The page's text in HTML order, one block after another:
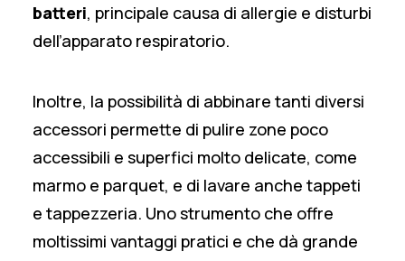
batteri, principale causa di allergie e disturbi
dell’apparato respiratorio.
Inoltre, la possibilità di abbinare tanti diversi
accessori permette di pulire zone poco
accessibili e superfici molto delicate, come
marmo e parquet, e di lavare anche tappeti
e tappezzeria. Uno strumento che offre
moltissimi vantaggi pratici e che dà grande